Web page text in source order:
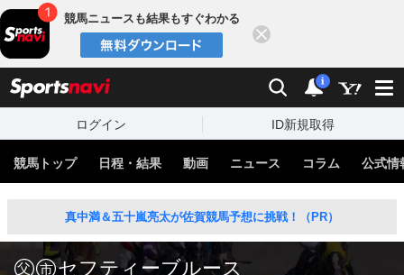
競馬ニュースも結果もすぐわかる
検索 通知
i
ログイン ID新規取得
競馬トップ 日程・結果 動画 ニュース コラム 公式情
真中満＆五十嵐亮太が佐賀競馬予想に挑戦！（PR）
セフティーブルース